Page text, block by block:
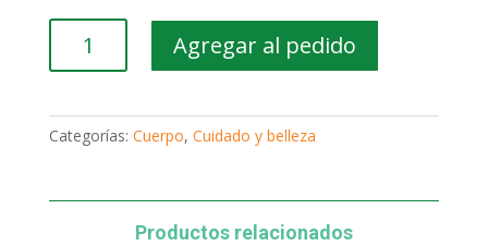
active
cantidad
Agregar al pedido
Categorías: Cuerpo, Cuidado y belleza
Productos relacionados